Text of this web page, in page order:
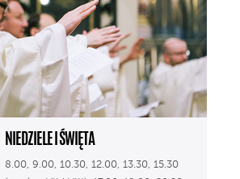
NIEDZIELE I ŚWIĘTA
8.00, 9.00, 10.30, 12.00, 13.30, 15.30